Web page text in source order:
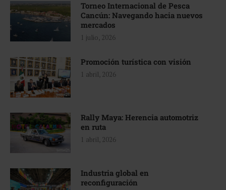
Torneo Internacional de Pesca
Cancún: Navegando hacia nuevos
mercados
1 julio, 2026
Promoción turística con visión
1 abril, 2026
Rally Maya: Herencia automotriz
en ruta
1 abril, 2026
Industria global en
reconfiguración